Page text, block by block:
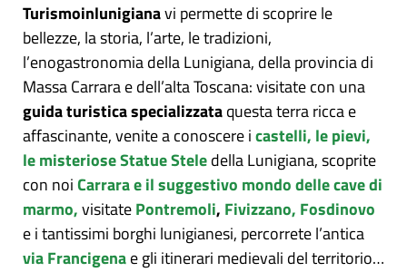
Turismoinlunigianavi permette di scoprire le
bellezze, la storia, l’arte, le tradizioni,
l’enogastronomia della Lunigiana, della provincia di
Massa Carrara e dell’alta Toscana: visitate con una
guida turistica specializzataquesta terra ricca e
affascinante, venite a conoscere icastelli, le pievi,
le misteriose Statue Steledella Lunigiana, scoprite
con noiCarrara e il suggestivo mondo delle cave di
marmo,visitatePontremoli, Fivizzano, Fosdinovo
e i tantissimi borghi lunigianesi, percorrete l’antica
via Francigenae gli itinerari medievali del territorio…